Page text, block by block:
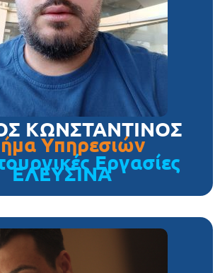
ΚΩΝΣΤΑΝΤΙΝΟΣ
Υπηρεσιών
Εργασίες
ΕΛΕΥΣΙΝΑ